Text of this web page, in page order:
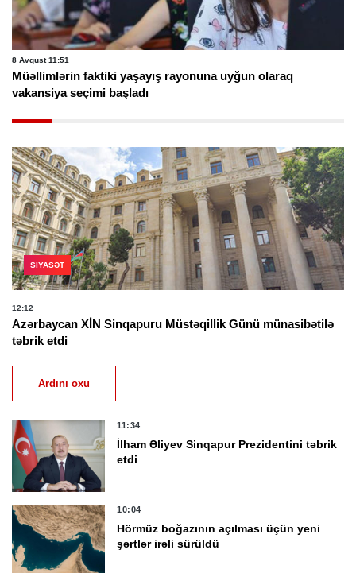
8 Avqust 11:51
Müəllimlərin faktiki yaşayış rayonuna uyğun olaraq
vakansiya seçimi başladı
SIYASƏT
12:12
Azərbaycan XİN Sinqapuru Müstəqillik Günü münasibətilə
təbrik etdi
Ardını oxu
11:34
İlham Əliyev Sinqapur Prezidentini təbrik
etdi
10:04
Hörmüz boğazının açılması üçün yeni
şərtlər irəli sürüldü